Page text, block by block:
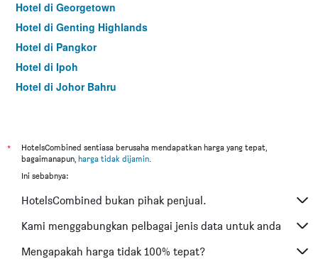
Hotel di Georgetown
Hotel di Genting Highlands
Hotel di Pangkor
Hotel di Ipoh
Hotel di Johor Bahru
Hotel di Kuching
Hotel di Tokyo
Hotel di Bangkok
Hotel di Putrajaya
Hotel di Shah Alam
*
HotelsCombined sentiasa berusaha mendapatkan harga yang tepat,
bagaimanapun, harga tidak dijamin.
Ini sebabnya:
HotelsCombined bukan pihak penjual.
Kami menggabungkan pelbagai jenis data untuk anda
Mengapakah harga tidak 100% tepat?